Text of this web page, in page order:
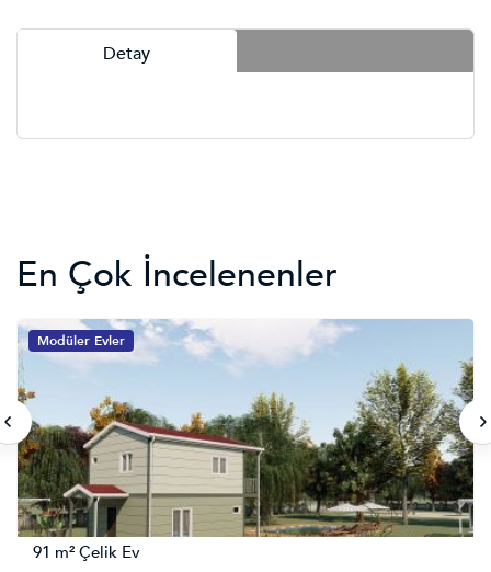
Detay
En Çok İncelenenler
Modüler Evler
91 m² Çelik Ev